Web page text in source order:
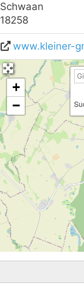
Schwaan
18258
www.kleiner-
+
−